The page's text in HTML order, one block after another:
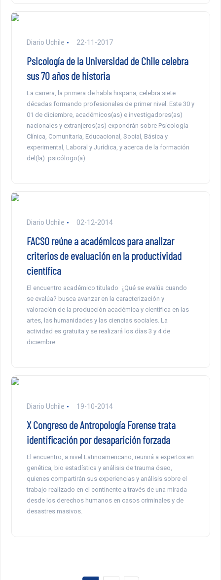
Diario Uchile 22-11-2017
Psicología de la Universidad de Chile celebra
sus 70 años de historia
La carrera, la primera de habla hispana, celebra siete
décadas formando profesionales de primer nivel. Este 30 y
01 de diciembre, académicos(as) e investigadores(as)
nacionales y extranjeros(as) expondrán sobre Psicología
Clínica, Comunitaria, Educacional, Social, Básica y
experimental, Laboral y Jurídica, y acerca de la formación
del(la) psicólogo(a).
Diario Uchile 02-12-2014
FACSO reúne a académicos para analizar
criterios de evaluación en la productividad
científica
El encuentro académico titulado ¿Qué se evalúa cuando
se evalúa? busca avanzar en la caracterización y
valoración de la producción académica y científica en las
artes, las humanidades y las ciencias sociales. La
actividad es gratuita y se realizará los días 3 y 4 de
diciembre.
Diario Uchile 19-10-2014
X Congreso de Antropología Forense trata
identificación por desaparición forzada
El encuentro, a nivel Latinoamericano, reunirá a expertos en
genética, bio estadística y análisis de trauma óseo,
quienes compartirán sus experiencias y análisis sobre el
trabajo realizado en el continente a través de una mirada
desde los derechos humanos en casos criminales y de
desastres masivos.